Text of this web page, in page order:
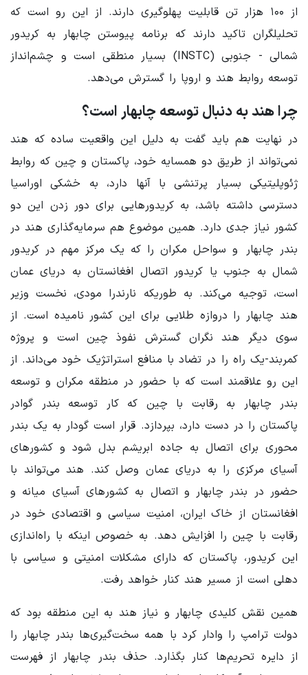
از ۱۰۰ هزار تن قابلیت پهلوگیری دارند. از این رو است که
تحلیلگران تاکید دارند که برنامه‌ پیوستن چابهار به کریدور
شمالی - جنوبی (INSTC) بسیار منطقی است و چشم‌انداز
توسعه روابط هند و اروپا را گسترش می‌دهد.
چرا هند به دنبال توسعه چابهار است؟
در نهایت هم باید گفت به دلیل این واقعیت ساده که هند
نمی‌تواند از طریق دو همسایه خود، پاکستان و چین که روابط
ژئوپلیتیکی بسیار پرتنشی با آنها دارد، به خشکی اوراسیا
دسترسی داشته باشد، به کریدورهایی برای دور زدن این دو
کشور نیاز جدی دارد. همین موضوع هم سرمایه‌گذاری هند در
بندر چابهار و سواحل مکران را که یک مرکز مهم در کریدور
شمال به جنوب یا کریدور اتصال افغانستان به دریای عمان
است، توجیه می‌کند. به طوریکه نارندرا مودی، نخست وزیر
هند چابهار را دروازه طلایی برای این کشور نامیده است. از
سوی دیگر هند نگران گسترش نفوذ چین است و پروژه
کمربند-یک راه را در تضاد با منافع استراتژیک خود می‌داند. از
این رو علاقمند است که با حضور در منطقه مکران و توسعه
بندر چابهار به رقابت با چین که کار توسعه بندر گوادر
پاکستان را در دست دارد، بپردازد. قرار است گودار به یک بندر
محوری برای اتصال به جاده ابریشم بدل شود و کشورهای
آسیای مرکزی را به دریای عمان وصل کند. هند می‌تواند با
حضور در بندر چابهار و اتصال به کشورهای آسیای میانه و
افغانستان از خاک ایران، امنیت سیاسی و اقتصادی خود در
رقابت با چین را افزایش دهد. به خصوص اینکه با راه‌اندازی
این کریدور، پاکستان که دارای مشکلات امنیتی و سیاسی با
دهلی است از مسیر هند کنار خواهد رفت.
همین نقش کلیدی چابهار و نیاز هند به این منطقه بود که
دولت ترامپ را وادار کرد با همه سخت‌گیری‌ها بندر چابهار را
از دایره تحریم‌ها کنار بگذارد. حذف بندر چابهار از فهرست